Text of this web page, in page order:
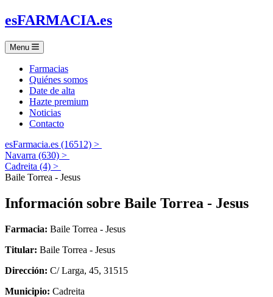
esFARMACIA.es
Menu
Farmacias
Quiénes somos
Date de alta
Hazte premium
Noticias
Contacto
esFarmacia.es (16512) >
Navarra (630) >
Cadreita (4) >
Baile Torrea - Jesus
Información sobre Baile Torrea - Jesus
Farmacia: Baile Torrea - Jesus
Titular: Baile Torrea - Jesus
Dirección: C/ Larga, 45, 31515
Municipio: Cadreita